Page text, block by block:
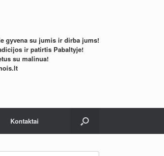
gyvena su jumis ir dirba jums!
ir patirtis Pabaltyje!
su malinua!
Kontaktai